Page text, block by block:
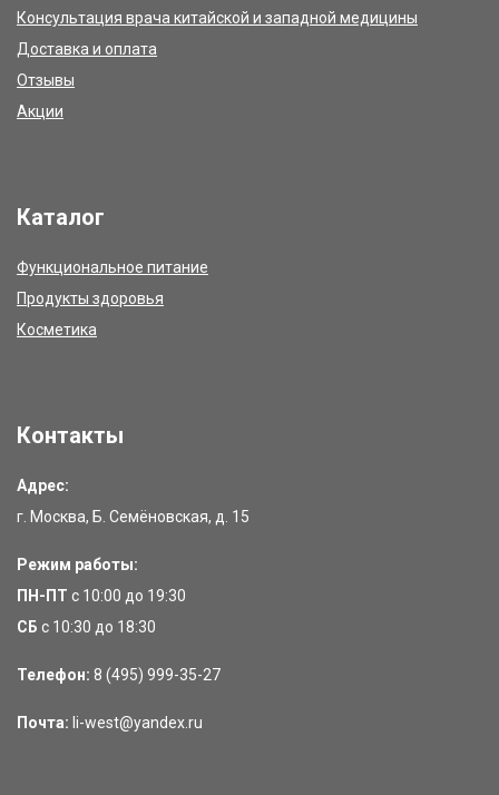
Консультация врача китайской и западной медицины
Доставка и оплата
Отзывы
Акции
Каталог
Функциональное питание
Продукты здоровья
Косметика
Контакты
Адрес:
г. Москва, Б. Семёновская, д. 15
Режим работы:
ПН-ПТ с 10:00 до 19:30
СБ с 10:30 до 18:30
Телефон: 8 (495) 999-35-27
Почта: li-west@yandex.ru